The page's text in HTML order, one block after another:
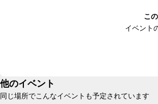
こ
イベント
他のイベント
同じ場所でこんなイベントも予定されています